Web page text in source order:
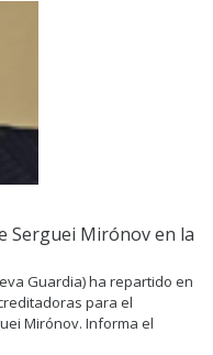
Serguei Mirónov en la
Guardia) ha repartido en
para el
Mirónov. Informa el